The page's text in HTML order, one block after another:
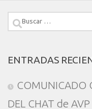
Buscar:
ENTRADAS
COMUNICADO
DEL CHAT de AVP